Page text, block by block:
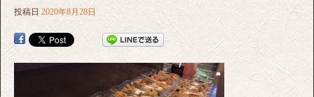
投稿日 2020年8月28日